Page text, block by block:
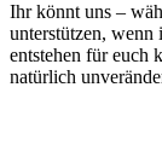
Ihr könnt uns –
unterstützen, wenn
entstehen für euch
natürlich